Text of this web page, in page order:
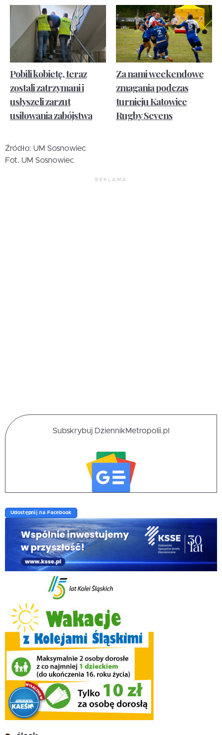
Pobili kobietę, teraz
zostali zatrzymani i
usłyszeli zarzut
usiłowania zabójstwa
Za nami weekendowe
zmagania podczas
turnieju Katowice
Rugby Sevens
Źródło: UM Sosnowiec
Fot. UM Sosnowiec
REKLAMA
Subskrybuj DziennikMetropolii.pl
Udostępnij na Facebook